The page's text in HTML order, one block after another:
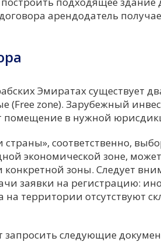
арендодатель
Эмиратах существует
(Free zone). Зарубежный
помещение в нужной
соответственно,
экономической зоне,
зоны. Следует
заявки на регистрацию:
территории отсутствуют
следующие